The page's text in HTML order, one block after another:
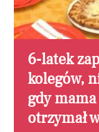
6-latek
kolegów,
gdy
otrzymał